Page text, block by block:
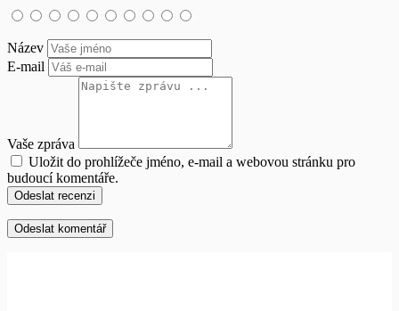
Název
E-mail
Vaše zpráva
Uložit do prohlížeče jméno, e-mail a webovou stránku pro
budoucí komentáře.
Odeslat recenzi